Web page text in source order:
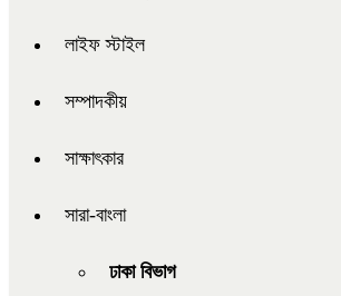
লাইফ স্টাইল
সম্পাদকীয়
সাক্ষাৎকার
সারা-বাংলা
ঢাকা বিভাগ